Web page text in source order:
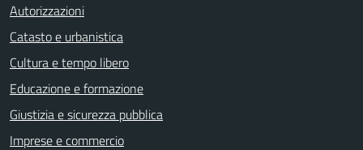
Autorizzazioni
Catasto e urbanistica
Cultura e tempo libero
Educazione e formazione
Giustizia e sicurezza pubblica
Imprese e commercio